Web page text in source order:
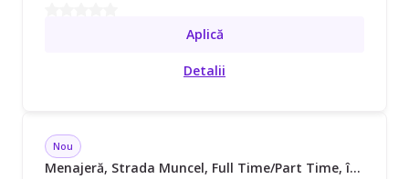
Aplică
Detalii
Nou
Menajeră, Strada Muncel, Full Time/Part Time, începând cu 3700 lei/lună